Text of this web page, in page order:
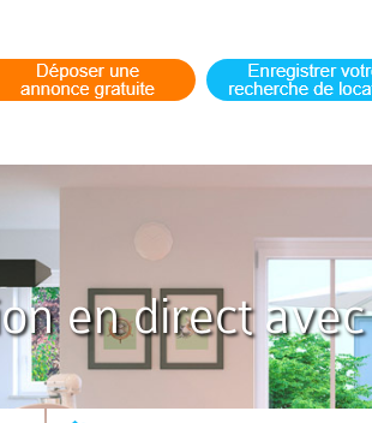
en direct